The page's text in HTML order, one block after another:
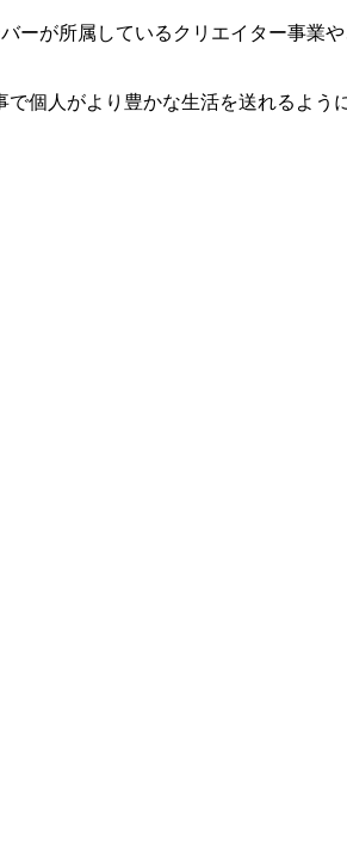
が所属しているクリエイター事業
個人がより豊かな生活を送れるよう